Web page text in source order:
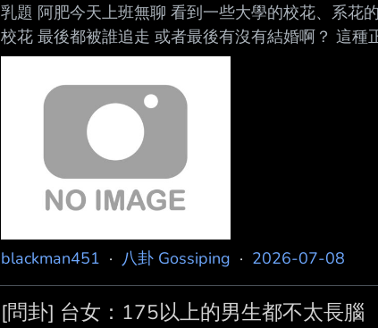
乳題 阿肥今天上班無聊 看到一些大學的校花、系花
校花 最後都被誰追走 或者最後有沒有結婚啊？ 這種
超級解放 阿肥覺得可以追到這些漂亮妹妹 一定很爽
blackman451 · 八卦 Gossiping · 2026-07-08
[問卦] 台女：175以上的男生都不太長腦